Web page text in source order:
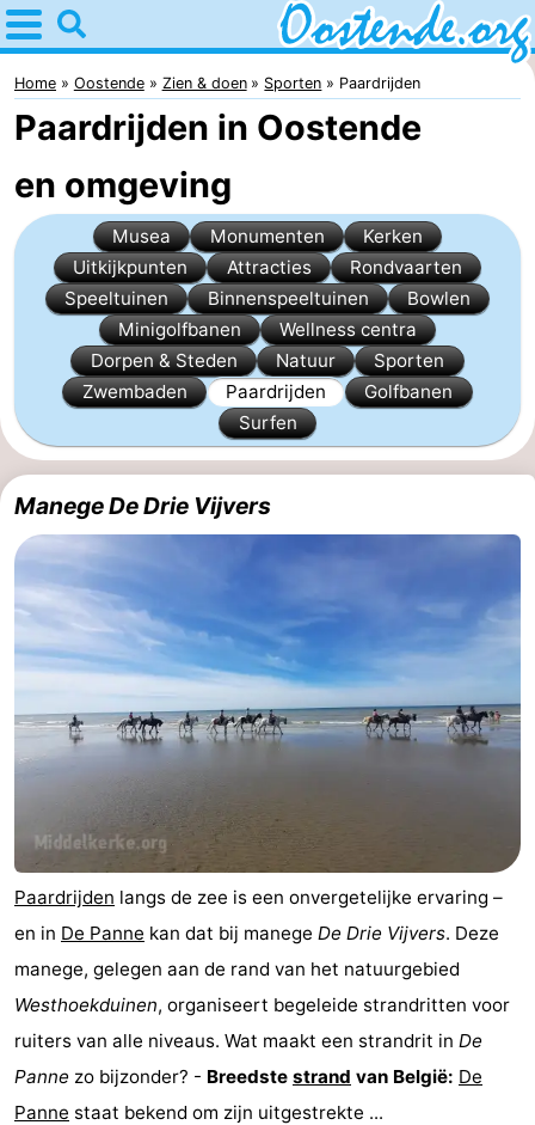
Home
Oostende
Tips
Voor
kinderen
Overnachten
Appartementen
breakfasts)
Campings
Hotels
Vakantiehuizen
-
Breeduyn
Village
Hippodroom
Last
minutes
Strand
doen
Bezienswaardigheden
-
Musea
-
Monumenten
-
Kerken
-
Uitkijkpunten
Attracties
Home Oostende Zien & doen Sporten Paardrijden
Paardrijden in Oostende
en omgeving
Musea Monumenten
Kerken
Uitkijkpunten
Attracties
Rondvaarten
Speeltuinen
Binnenspeeltuinen
Bowlen
Minigolfbanen
Wellness centra
Dorpen & Steden
Natuur
Sporten
Zwembaden
Paardrijden
Golfbanen
Surfen
Manege De Drie Vijvers
Paardrijden langs de zee is een onvergetelijke ervaring –
en in De Panne kan dat bij manege De Drie Vijvers. Deze
manege, gelegen aan de rand van het natuurgebied
Westhoekduinen, organiseert begeleide strandritten voor
ruiters van alle niveaus. Wat maakt een strandrit in De
Panne zo bijzonder? - Breedste strand van België: De
Panne staat bekend om zijn uitgestrekte ...